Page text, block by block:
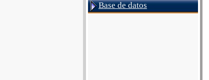
Base de datos